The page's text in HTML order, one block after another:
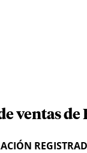
ventas de